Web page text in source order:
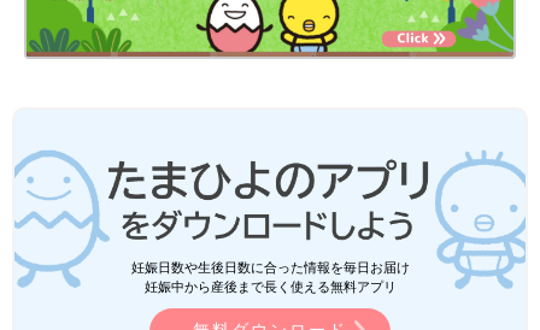
妊娠日数や生後日数に合った情報を毎日お届け
妊娠中から産後まで長く使える無料アプリ